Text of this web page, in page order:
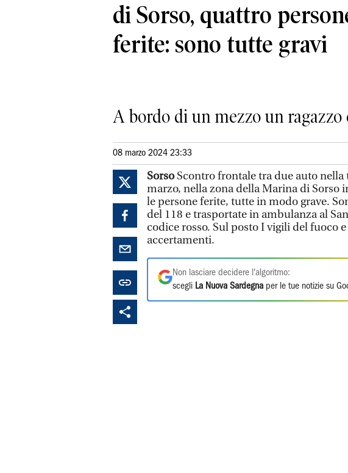
di Sorso, quattro
ferite: sono tutte gravi
A bordo di un mezzo un ragazzo
08 marzo 2024 23:33
SorsoScontro frontale tra due auto nella
marzo, nella zona della Marina di Sorso
le persone ferite, tutte in modo grave.
del 118 e trasportate in ambulanza al
codice rosso. Sul posto I vigili del fuoco
accertamenti.
Non lasciare decidere l'algoritmo:
scegli La Nuova Sardegna per le tue notizie su